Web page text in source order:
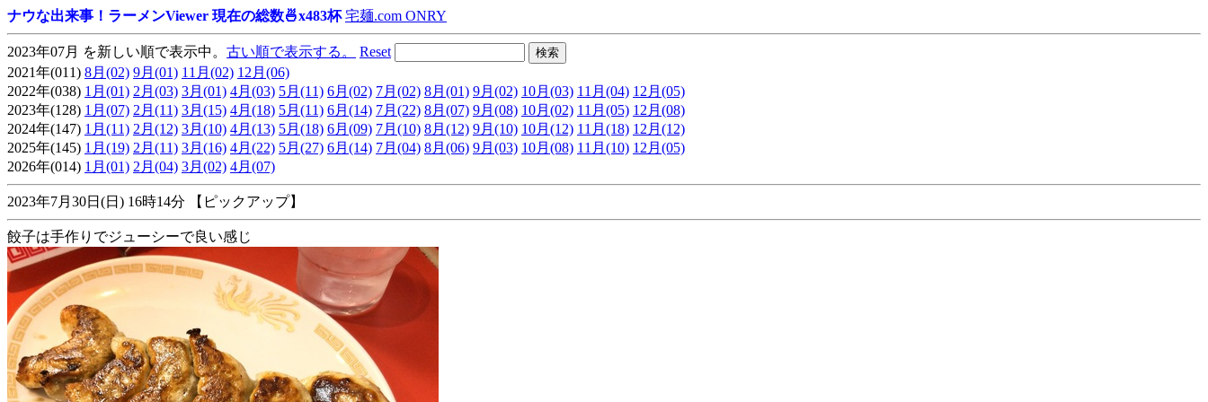
ナウな出来事！ラーメンViewer 現在の総数🍜x483杯 宅麺.com ONRY
2023年07月 を新しい順で表示中。 古い順で表示する。
Reset
2021年(011) 8月(02) 9月(01) 11月(02) 12月(06)
2022年(038) 1月(01) 2月(03) 3月(01) 4月(03) 5月(11) 6月(02) 7月(02) 8月(01) 9月(02) 10月(03) 11月(04) 12月(05)
2023年(128) 1月(07) 2月(11) 3月(15) 4月(18) 5月(11) 6月(14) 7月(22) 8月(07) 9月(08) 10月(02) 11月(05) 12月(08)
2024年(147) 1月(11) 2月(12) 3月(10) 4月(13) 5月(18) 6月(09) 7月(10) 8月(12) 9月(10) 10月(12) 11月(18) 12月(12)
2025年(145) 1月(19) 2月(11) 3月(16) 4月(22) 5月(27) 6月(14) 7月(04) 8月(06) 9月(03) 10月(08) 11月(10) 12月(05)
2026年(014) 1月(01) 2月(04) 3月(02) 4月(07)
2023年7月30日(日) 16時14分 【ピックアップ】
餃子は手作りでジューシーで良い感じ